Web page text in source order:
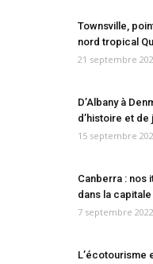
Townsville,
nord tropical
21 septembre
D’Albany à
d’histoire et de
15 septembre
Canberra : nos
dans la capitale
7 septembre 2022
L’écotourisme